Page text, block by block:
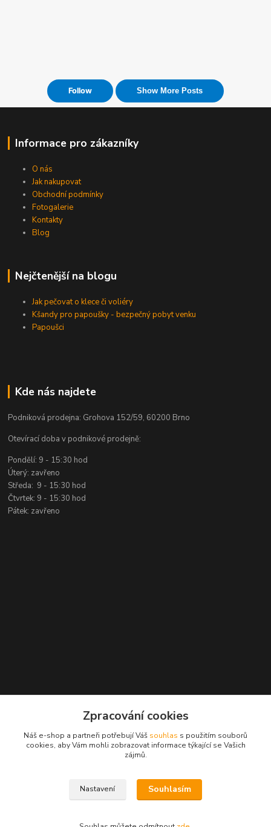
Informace pro zákazníky
O nás
Jak nakupovat
Obchodní podmínky
Fotogalerie
Kontakty
Blog
Nejčtenější na blogu
Jak pečovat o klece či voliéry
Kšandy pro papoušky - bezpečný pobyt venku
Papoušci
Kde nás najdete
Podniková prodejna: Grohova 152/59, 60200 Brno
Otevírací doba v podnikové prodejně:
Pondělí: 9 - 15:30 hod
Úterý: zavřeno
Středa: 9 - 15:30 hod
Čtvrtek: 9 - 15:30 hod
Pátek: zavřeno
+420 777 959 094
(Po-Pá, 8-16 hod.)
Zpracování cookies
Náš e-shop a partneři potřebují Váš souhlas s použitím souborů
cookies, aby Vám mohli zobrazovat informace týkající se Vašich
zájmů.
Nastavení Souhlasím